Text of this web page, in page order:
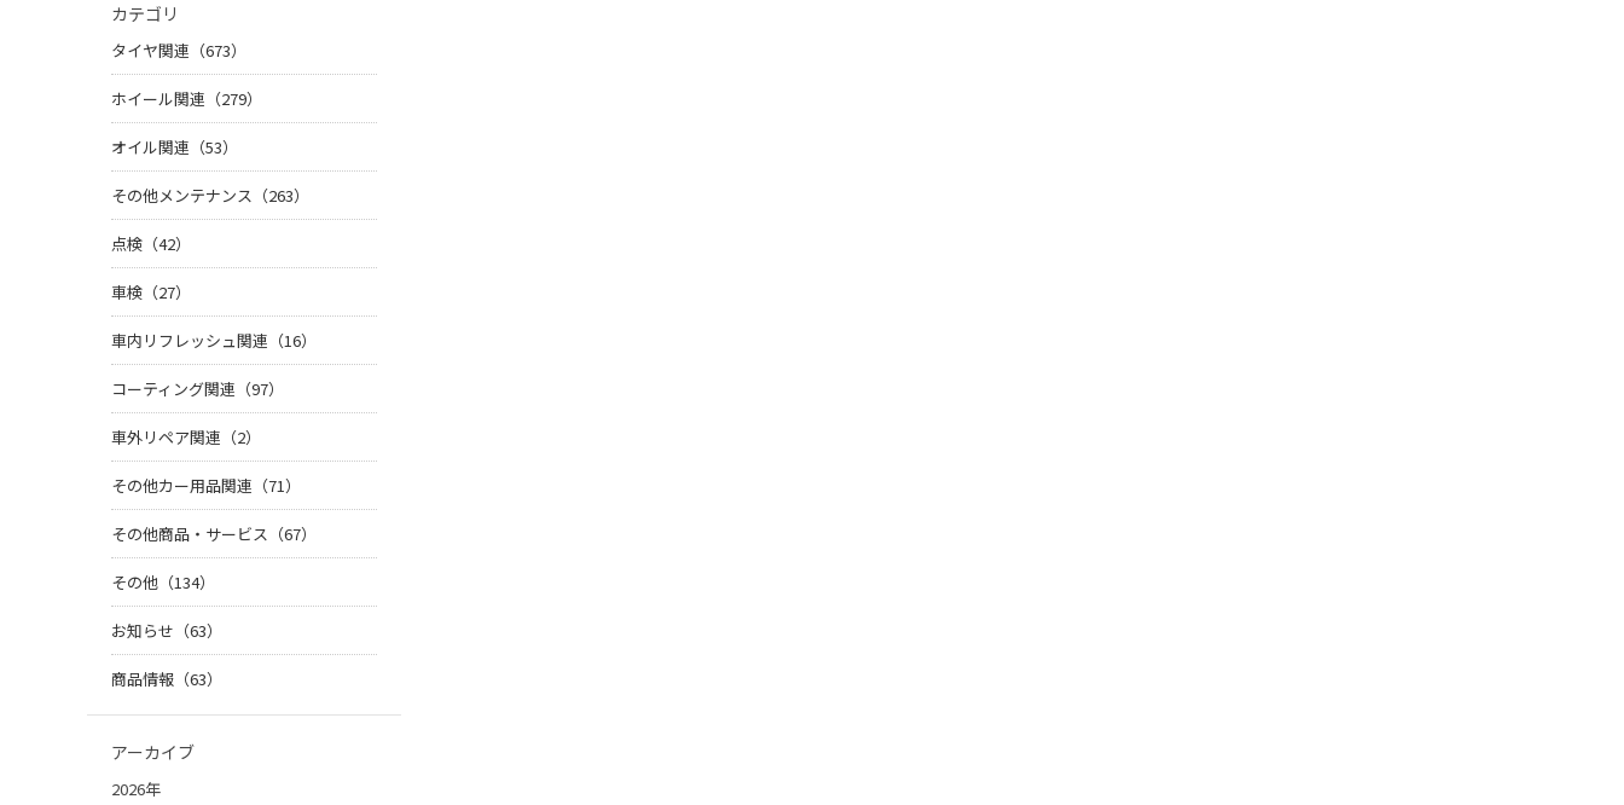
カテゴリ
タイヤ関連（673）
ホイール関連（279）
オイル関連（53）
その他メンテナンス（263）
点検（42）
車検（27）
車内リフレッシュ関連（16）
コーティング関連（97）
車外リペア関連（2）
その他カー用品関連（71）
その他商品・サービス（67）
その他（134）
お知らせ（63）
商品情報（63）
アーカイブ
2026年